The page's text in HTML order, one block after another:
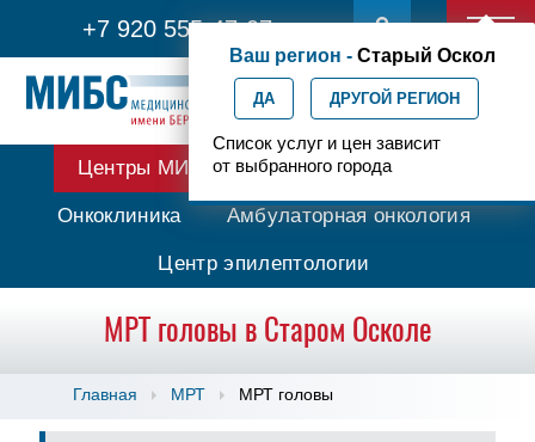
+7 920 555-47-07
Ваш регион - Старый Оскол
ДА ДРУГОЙ РЕГИОН
Список услуг и цен зависит
от выбранного города
Центры МИБС Протонная терапия
Онкоклиника Амбулаторная онкология
Центр эпилептологии
МРТ головы в Старом Осколе
Главная МРТ МРТ головы